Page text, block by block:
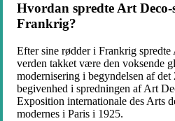
Hvordan spredte Art
Frankrig?
Efter sine rødder i Frankrig
verden takket være den voksende
modernisering i begyndelsen af
begivenhed i spredningen af ​​Art
Exposition internationale des Arts
modernes i Paris i 1925.